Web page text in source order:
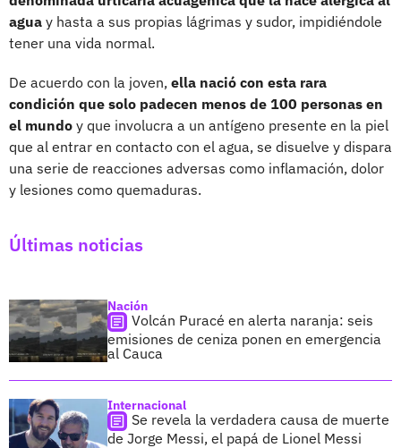
agua y hasta a sus propias lágrimas y sudor, impidiéndole
tener una vida normal.
De acuerdo con la joven, ella nació con esta rara
condición que solo padecen menos de 100 personas en
el mundo y que involucra a un antígeno presente en la piel
que al entrar en contacto con el agua, se disuelve y dispara
una serie de reacciones adversas como inflamación, dolor
y lesiones como quemaduras.
Últimas noticias
Nación
Volcán Puracé en alerta naranja: seis
emisiones de ceniza ponen en emergencia
al Cauca
Internacional
Se revela la verdadera causa de muerte
de Jorge Messi, el papá de Lionel Messi